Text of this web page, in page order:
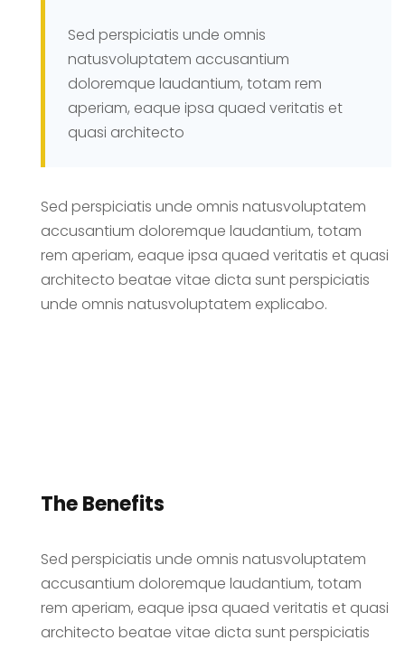
Sed perspiciatis unde omnis
natusvoluptatem accusantium
doloremque laudantium, totam rem
aperiam, eaque ipsa quaed veritatis et
quasi architecto
Sed perspiciatis unde omnis natusvoluptatem
accusantium doloremque laudantium, totam
rem aperiam, eaque ipsa quaed veritatis et quasi
architecto beatae vitae dicta sunt perspiciatis
unde omnis natusvoluptatem explicabo.
The Benefits
Sed perspiciatis unde omnis natusvoluptatem
accusantium doloremque laudantium, totam
rem aperiam, eaque ipsa quaed veritatis et quasi
architecto beatae vitae dicta sunt perspiciatis